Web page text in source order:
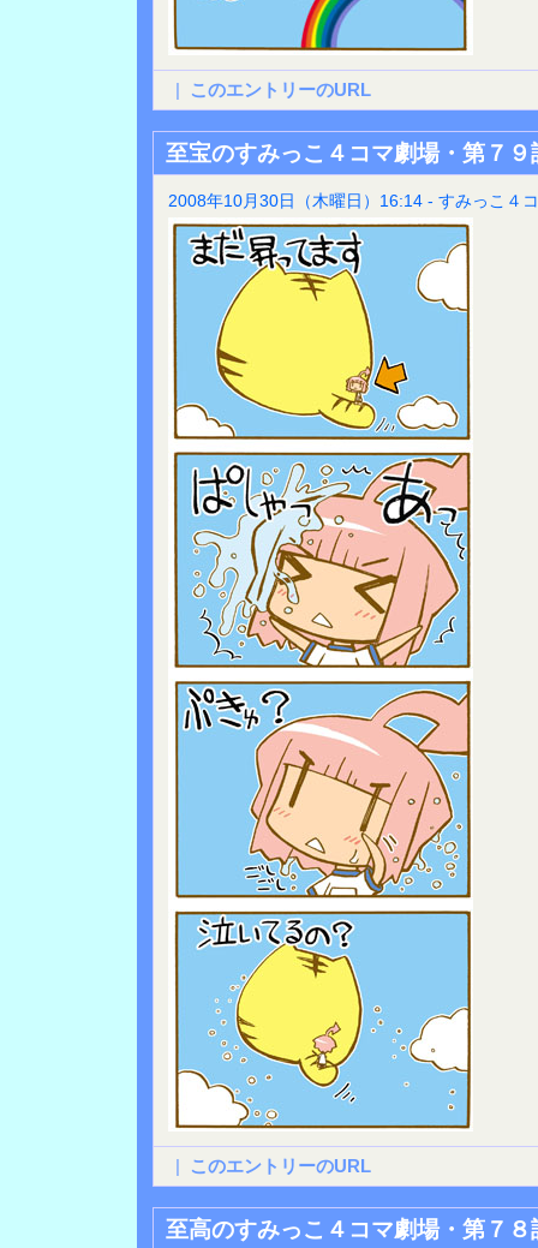
| このエントリーのURL
至宝のすみっこ４コマ劇場・第７
2008年10月30日（木曜日）16:14 - すみっこ４
| このエントリーのURL
至高のすみっこ４コマ劇場・第７